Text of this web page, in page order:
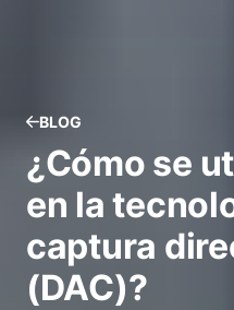
BLOG
¿Cómo se
en la
captura
(DAC)?